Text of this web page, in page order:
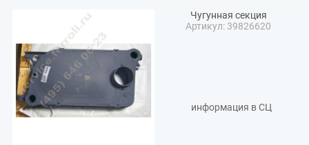
Чугунная секция
Артикул: 39826620
информация в СЦ